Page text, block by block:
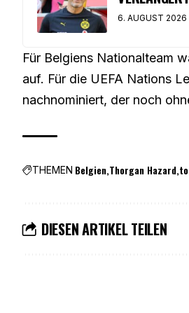
6. AUGUST 2026
Für Belgiens Nationalteam
auf. Für die UEFA Nations
nachnominiert, der noch
THEMEN Belgien Thorgan Hazard
DIESEN ARTIKEL TEILEN